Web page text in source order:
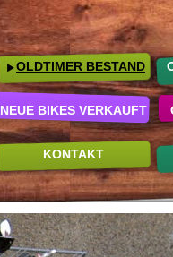
OLDTIMER BESTAND
NEUE BIKES VERKAUFT
KONTAKT